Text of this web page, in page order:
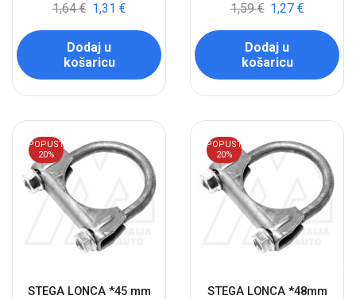
1,64€ 1,31 €
Dodaj u
košaricu
1,59€ 1,27 €
Dodaj u
košaricu
POPUST
20%
STEGA LONCA *45 mm
POPUST
20%
STEGA LONCA *48mm